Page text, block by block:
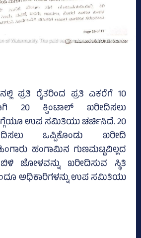
ಪ್ರತಿ ರೈತರಿಂದ ಪ್ರತಿ ಎಕರೆಗೆ 10
20 ಕ್ವಿಂಟಾಲ್‌ ಖರೀದಿಸಲು
ಬಗ್ಗೆಯೂ ಉಪ ಸಮಿತಿಯು ಚರ್ಚಿಸಿದೆ. 20
ಒಪ್ಪಿಕೊಂಡು ಖರೀದಿ
ಹಂಗಾಮಿನ ಗುಣಮಟ್ಟವಿಲ್ಲದ
ಜೋಳವನ್ನು ಖರೀದಿಸುವ ಸ್ಥಿತಿ
ಅಧಿಕಾರಿಗಳನ್ನು ಉಪ ಸಮಿತಿಯು